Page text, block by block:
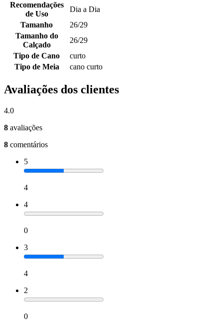
Recomendações
de Uso
Dia a Dia
Tamanho
26/29
Tamanho do
Calçado
26/29
Tipo de Cano
curto
Tipo de Meia
cano curto
Avaliações dos clientes
4.0
8 avaliações
8 comentários
5
4
4
0
3
4
2
0